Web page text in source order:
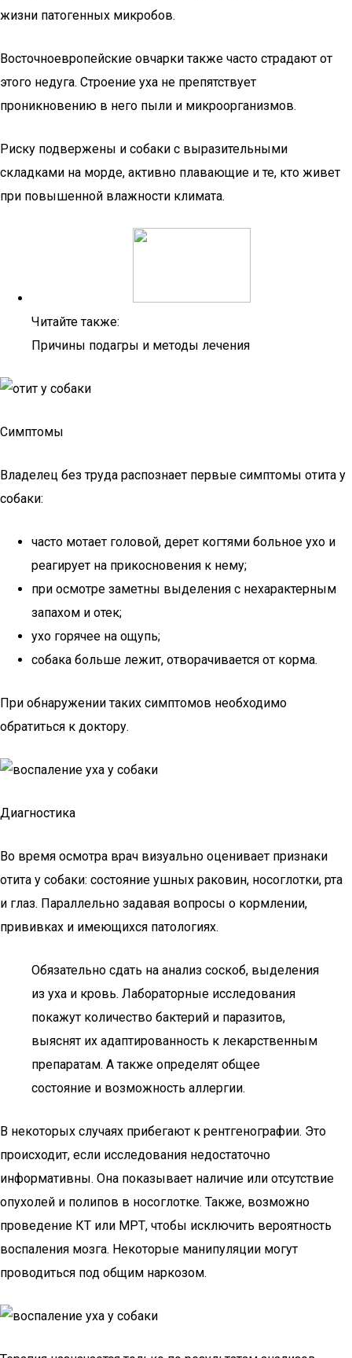
жизни патогенных микробов.
Восточноевропейские овчарки также часто страдают от
этого недуга. Строение уха не препятствует
проникновению в него пыли и микроорганизмов.
Риску подвержены и собаки с выразительными
складками на морде, активно плавающие и те, кто живет
при повышенной влажности климата.
Читайте также:
Причины подагры и методы лечения
Симптомы
Владелец без труда распознает первые симптомы отита у
собаки:
часто мотает головой, дерет когтями больное ухо и
реагирует на прикосновения к нему;
при осмотре заметны выделения с нехарактерным
запахом и отек;
ухо горячее на ощупь;
собака больше лежит, отворачивается от корма.
При обнаружении таких симптомов необходимо
обратиться к доктору.
Диагностика
Во время осмотра врач визуально оценивает признаки
отита у собаки: состояние ушных раковин, носоглотки, рта
и глаз. Параллельно задавая вопросы о кормлении,
прививках и имеющихся патологиях.
Обязательно сдать на анализ соскоб, выделения
из уха и кровь. Лабораторные исследования
покажут количество бактерий и паразитов,
выяснят их адаптированность к лекарственным
препаратам. А также определят общее
состояние и возможность аллергии.
В некоторых случаях прибегают к рентгенографии. Это
происходит, если исследования недостаточно
информативны. Она показывает наличие или отсутствие
опухолей и полипов в носоглотке. Также, возможно
проведение КТ или МРТ, чтобы исключить вероятность
воспаления мозга. Некоторые манипуляции могут
проводиться под общим наркозом.